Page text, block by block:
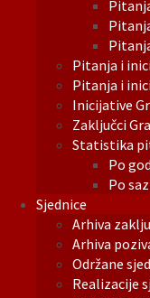
Pitanja i
Pitanja i
Inicijative
Zaključci
Statistika
Po
Po
Sjednice
Arhiva
Arhiva
Održane
Realizacije